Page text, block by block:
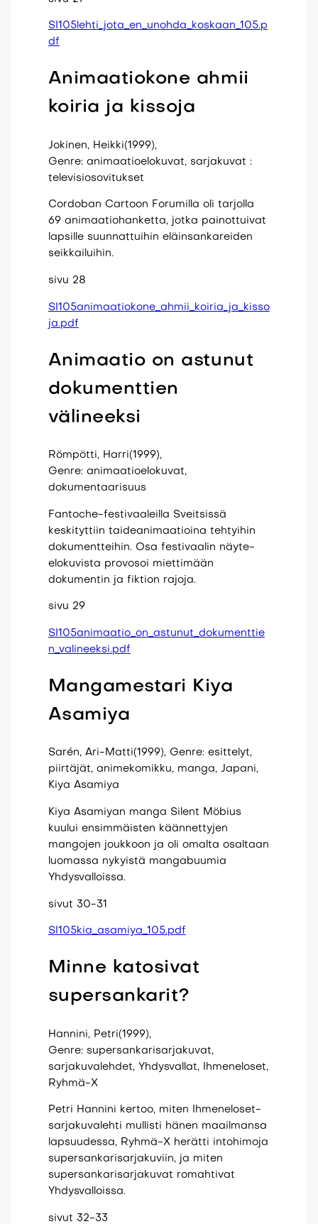
SI105lehti_jota_en_unohda_koskaan_105.p
df
Animaatiokone ahmii
koiria ja kissoja
Jokinen, Heikki(1999),
Genre: animaatioelokuvat, sarjakuvat :
televisiosovitukset
Cordoban Cartoon Forumilla oli tarjolla
69 animaatiohanketta, jotka painottuivat
lapsille suunnattuihin eläinsankareiden
seikkailuihin.
sivu 28
SI105animaatiokone_ahmii_koiria_ja_kisso
ja.pdf
Animaatio on astunut
dokumenttien
välineeksi
Römpötti, Harri(1999),
Genre: animaatioelokuvat,
dokumentaarisuus
Fantoche-festivaaleilla Sveitsissä
keskityttiin taideanimaatioina tehtyihin
dokumentteihin. Osa festivaalin näyte-
elokuvista provosoi miettimään
dokumentin ja fiktion rajoja.
sivu 29
SI105animaatio_on_astunut_dokumenttie
n_valineeksi.pdf
Mangamestari Kiya
Asamiya
Sarén, Ari-Matti(1999), Genre: esittelyt,
piirtäjät, animekomikku, manga, Japani,
Kiya Asamiya
Kiya Asamiyan manga Silent Möbius
kuului ensimmäisten käännettyjen
mangojen joukkoon ja oli omalta osaltaan
luomassa nykyistä mangabuumia
Yhdysvalloissa.
sivut 30-31
SI105kia_asamiya_105.pdf
Minne katosivat
supersankarit?
Hannini, Petri(1999),
Genre: supersankarisarjakuvat,
sarjakuvalehdet, Yhdysvallat, Ihmeneloset,
Ryhmä-X
Petri Hannini kertoo, miten Ihmeneloset-
sarjakuvalehti mullisti hänen maailmansa
lapsuudessa, Ryhmä-X herätti intohimoja
supersankarisarjakuviin, ja miten
supersankarisarjakuvat romahtivat
Yhdysvalloissa.
sivut 32-33